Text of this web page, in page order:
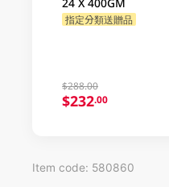
指定分類送贈品
$288.00
$232.00
Item code: 580860